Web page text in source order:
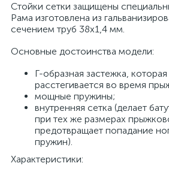
Стойки сетки защищены
Рама изготовлена из
сечением труб 38х1,4 мм.
Основные достоинства модели:
Г-образная застежка,
расстегивается во время
мощные пружины;
внутренняя сетка (делает
при тех же размерах
предотвращает попадание
пружин).
Характеристики: